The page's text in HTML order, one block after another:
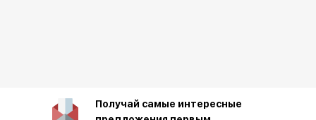
Получай самые интересные